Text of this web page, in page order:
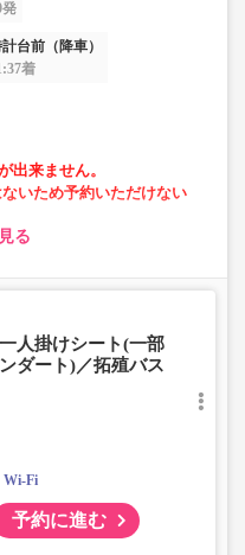
発
台前（降車）
着
出来ません。
いため予約いただけない
っております。座席指定
徹底。
る
人掛けシート(一部
ダート)／拓殖バス
Wi-Fi
予約に進む